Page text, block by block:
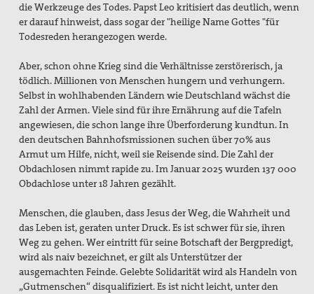
die Werkzeuge des Todes. Papst Leo kritisiert das deutlich, wenn
er darauf hinweist, dass sogar der "heilige Name Gottes "für
Todesreden herangezogen werde.
Aber, schon ohne Krieg sind die Verhältnisse zerstörerisch, ja
tödlich. Millionen von Menschen hungern und verhungern.
Selbst in wohlhabenden Ländern wie Deutschland wächst die
Zahl der Armen. Viele sind für ihre Ernährung auf die Tafeln
angewiesen, die schon lange ihre Überforderung kundtun. In
den deutschen Bahnhofsmissionen suchen über 70% aus
Armut um Hilfe, nicht, weil sie Reisende sind. Die Zahl der
Obdachlosen nimmt rapide zu. Im Januar 2025 wurden 137 000
Obdachlose unter 18 Jahren gezählt.
Menschen, die glauben, dass Jesus der Weg, die Wahrheit und
das Leben ist, geraten unter Druck. Es ist schwer für sie, ihren
Weg zu gehen. Wer eintritt für seine Botschaft der Bergpredigt,
wird als naiv bezeichnet, er gilt als Unterstützer der
ausgemachten Feinde. Gelebte Solidarität wird als Handeln von
„Gutmenschen“ disqualifiziert. Es ist nicht leicht, unter den